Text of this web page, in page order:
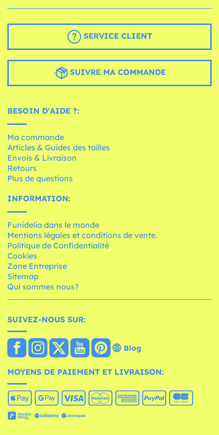
SERVICE CLIENT
SUIVRE MA COMMANDE
BESOIN D'AIDE ?:
Ma commande
Articles & Guides des tailles
Envois & Livraison
Retours
Plus de questions
INFORMATION:
Funidelia dans le monde
Mentions légales et conditions de vente.
Politique de Confidentialité
Cookies
Zone Entreprise
Sitemap
Qui sommes nous?
SUIVEZ-NOUS SUR:
Blog
MOYENS DE PAIEMENT ET LIVRAISON: